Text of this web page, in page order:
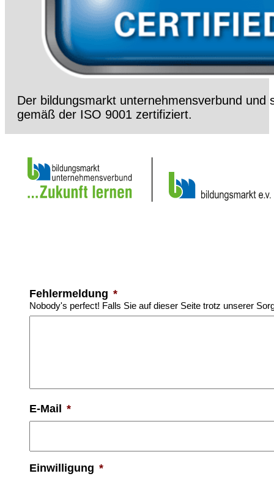
Der bildungsmarkt unternehmensverbund und
gemäß der ISO 9001 zertifiziert.
Fehlermeldung *
Nobody's perfect! Falls Sie auf dieser Seite trotz unserer
E-Mail *
Einwilligung *